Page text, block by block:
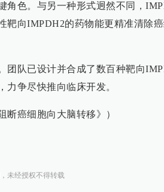
角色。与另一种形式迥然不同，
靶向IMPDH2的药物能更精准清除
团队已设计并合成了数百种靶向
力争尽快推向临床开发。
断癌细胞向大脑转移》）
未经授权不得转载